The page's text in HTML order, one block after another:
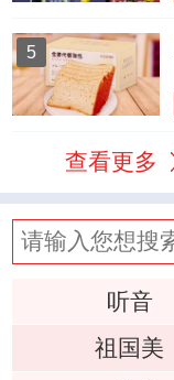
5
查看更多
听音
祖国美